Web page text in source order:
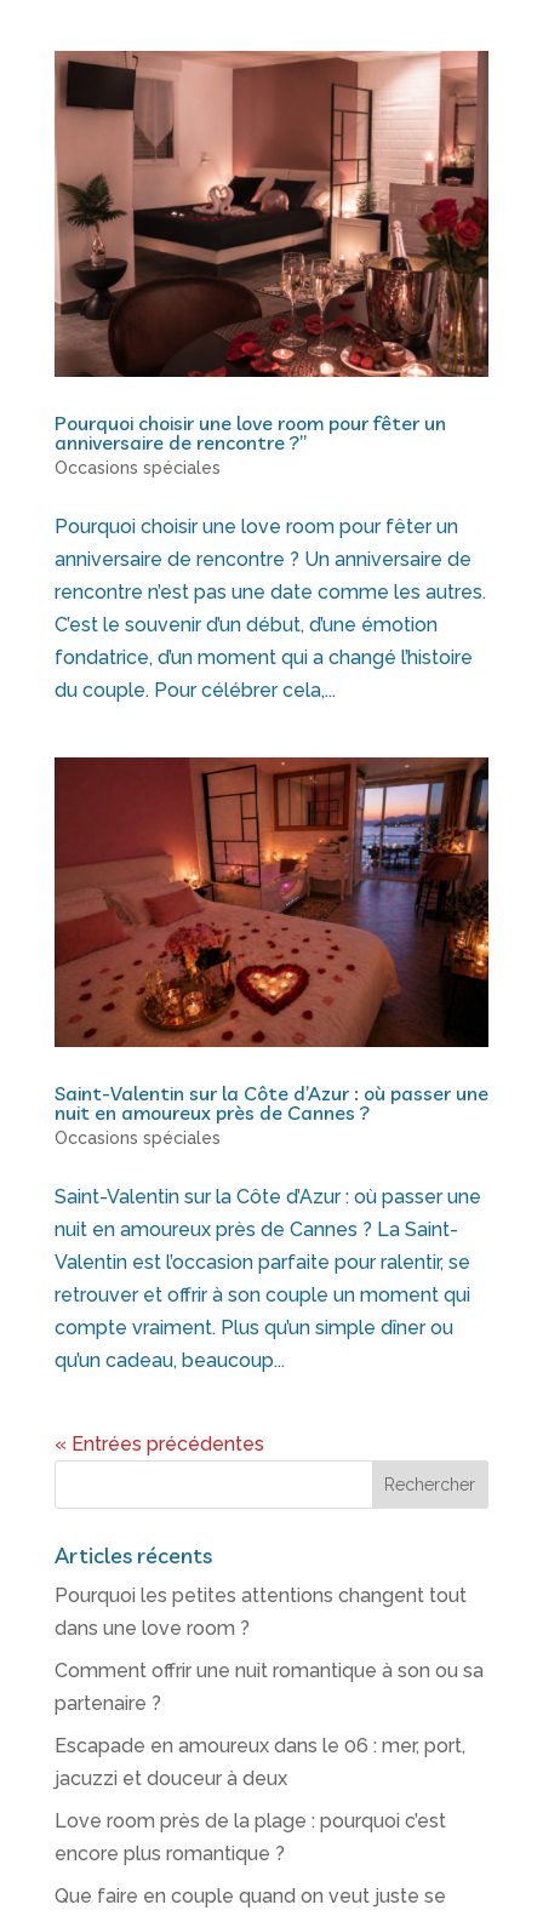
Pourquoi choisir une love room pour fêter un
anniversaire de rencontre ?”
Occasions spéciales
Pourquoi choisir une love room pour fêter un
anniversaire de rencontre ? Un anniversaire de
rencontre n’est pas une date comme les autres.
C’est le souvenir d’un début, d’une émotion
fondatrice, d’un moment qui a changé l’histoire
du couple. Pour célébrer cela,...
Saint-Valentin sur la Côte d’Azur : où passer une
nuit en amoureux près de Cannes ?
Occasions spéciales
Saint-Valentin sur la Côte d’Azur : où passer une
nuit en amoureux près de Cannes ? La Saint-
Valentin est l’occasion parfaite pour ralentir, se
retrouver et offrir à son couple un moment qui
compte vraiment. Plus qu’un simple dîner ou
qu’un cadeau, beaucoup...
« Entrées précédentes
Articles récents
Pourquoi les petites attentions changent tout
dans une love room ?
Comment offrir une nuit romantique à son ou sa
partenaire ?
Escapade en amoureux dans le 06 : mer, port,
jacuzzi et douceur à deux
Love room près de la plage : pourquoi c’est
encore plus romantique ?
Que faire en couple quand on veut juste se